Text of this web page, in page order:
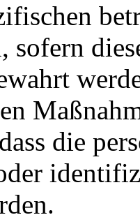
sofern
die